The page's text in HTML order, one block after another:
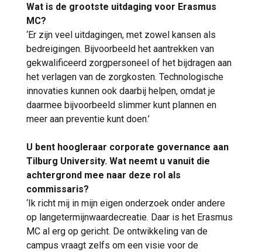
Wat is de grootste uitdaging voor Erasmus
MC?
‘Er zijn veel uitdagingen, met zowel kansen als
bedreigingen. Bijvoorbeeld het aantrekken van
gekwalificeerd zorgpersoneel of het bijdragen aan
het verlagen van de zorgkosten. Technologische
innovaties kunnen ook daarbij helpen, omdat je
daarmee bijvoorbeeld slimmer kunt plannen en
meer aan preventie kunt doen.’
U bent hoogleraar corporate governance aan
Tilburg University. Wat neemt u vanuit die
achtergrond mee naar deze rol als
commissaris?
‘Ik richt mij in mijn eigen onderzoek onder andere
op langetermijnwaardecreatie. Daar is het Erasmus
MC al erg op gericht. De ontwikkeling van de
campus vraagt zelfs om een visie voor de